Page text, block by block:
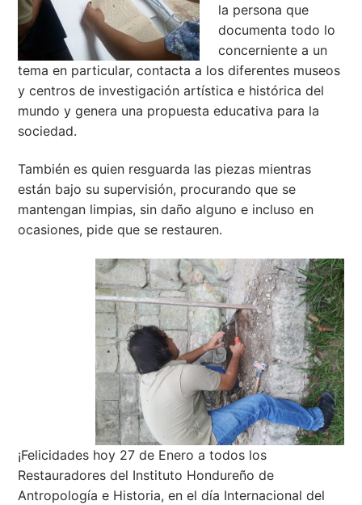
la persona que
documenta todo lo
concerniente a un
tema en particular, contacta a los diferentes museos
y centros de investigación artística e histórica del
mundo y genera una propuesta educativa para la
sociedad.
También es quien resguarda las piezas mientras
están bajo su supervisión, procurando que se
mantengan limpias, sin daño alguno e incluso en
ocasiones, pide que se restauren.
¡Felicidades hoy 27 de Enero a todos los
Restauradores del Instituto Hondureño de
Antropología e Historia, en el día Internacional del